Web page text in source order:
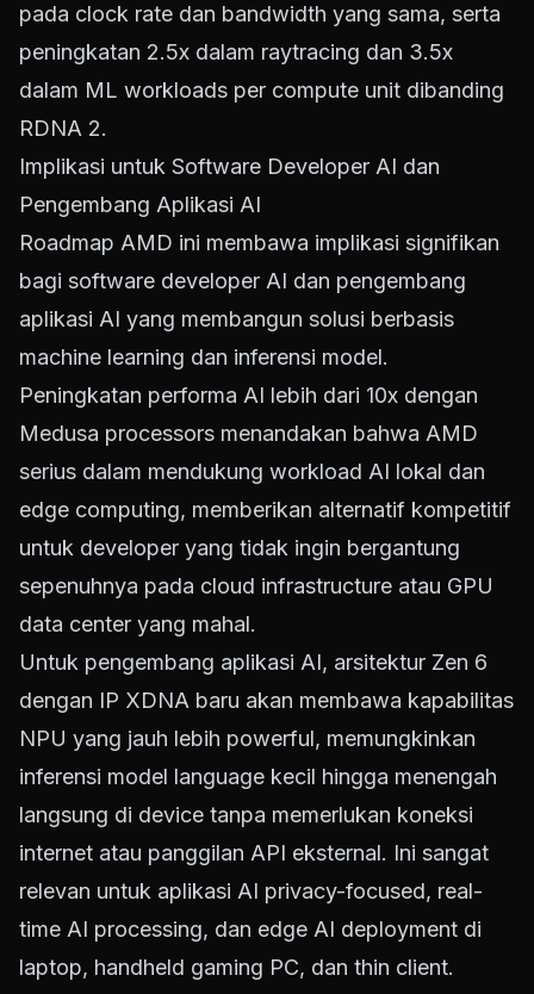
pada clock rate dan bandwidth yang sama, serta
peningkatan 2.5x dalam raytracing dan 3.5x
dalam ML workloads per compute unit dibanding
RDNA 2.
Implikasi untuk Software Developer AI dan
Pengembang Aplikasi AI
Roadmap AMD ini membawa implikasi signifikan
bagi software developer AI dan pengembang
aplikasi AI yang membangun solusi berbasis
machine learning dan inferensi model.
Peningkatan performa AI lebih dari 10x dengan
Medusa processors menandakan bahwa AMD
serius dalam mendukung workload AI lokal dan
edge computing, memberikan alternatif kompetitif
untuk developer yang tidak ingin bergantung
sepenuhnya pada cloud infrastructure atau GPU
data center yang mahal.
Untuk pengembang aplikasi AI, arsitektur Zen 6
dengan IP XDNA baru akan membawa kapabilitas
NPU yang jauh lebih powerful, memungkinkan
inferensi model language kecil hingga menengah
langsung di device tanpa memerlukan koneksi
internet atau panggilan API eksternal. Ini sangat
relevan untuk aplikasi AI privacy-focused, real-
time AI processing, dan edge AI deployment di
laptop, handheld gaming PC, dan thin client.